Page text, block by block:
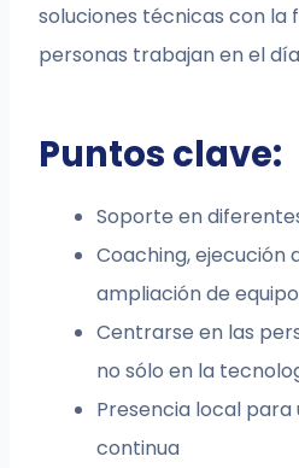
soluciones técnicas con la
personas trabajan en el
Puntos clave:
Soporte en
Coaching, ejecución
ampliación de
Centrarse en las
no sólo en la
Presencia local
continua